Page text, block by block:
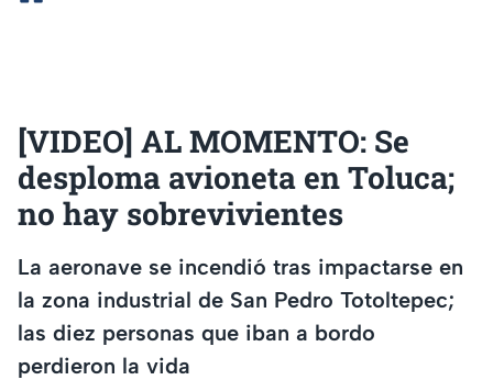
[VIDEO] AL MOMENTO: Se
desploma avioneta en Toluca;
no hay sobrevivientes
La aeronave se incendió tras impactarse en
la zona industrial de San Pedro Totoltepec;
las diez personas que iban a bordo
perdieron la vida